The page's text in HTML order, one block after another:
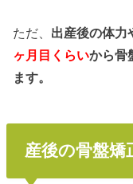
ただ、 出産後の体力
ヶ月目くらいから骨
ます。
産後の骨盤矯